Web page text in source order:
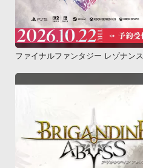
ファイナルファンタジー レゾナンス